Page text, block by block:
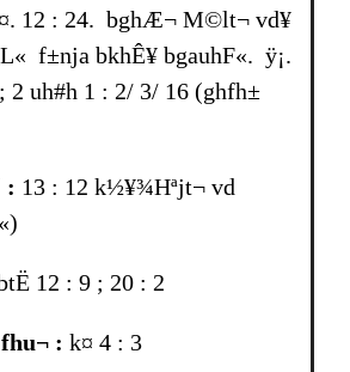
12 : 24. bgh­Æ¬ M©lt¬ vd¥
f±nja bkhÊ¥ bgauhF«. ÿ¡.
2 uh#h 1 : 2/ 3/ 16 (ghfh±
: 13 : 12 k½¥¾Hªjt¬ vd
12 : 9 ; 20 : 2
: k¤ 4 : 3